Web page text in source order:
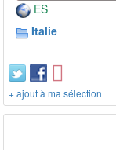
ES
Italie
+ ajout à ma sélection